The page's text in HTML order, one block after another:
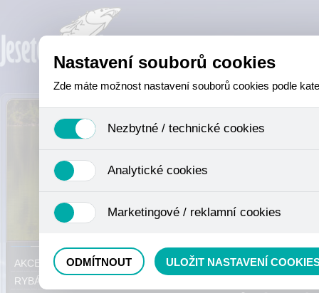
Právě se nacházíte:
Method mixy
AKCE, SLEVY, VÝPRODEJ
RYBÁŘSKÝ SORTIMENT
Nastavení souborů cookies
Zde máte možnost nastavení souborů cookies podle
Nezbytné / technické cookies
se mimo jiné k ukládání produktů v nákupním košíku,
není zapotřebí Váš souhlas a není možné jej ani odebrat.
Analytické cookies
nejedná o osobní údaje, protože anonymizované cookies
odkazy, prohlížené zboží apod.
Marketingové / reklamní cookies
ODMÍTNOUT ULOŽIT NASTAVENÍ